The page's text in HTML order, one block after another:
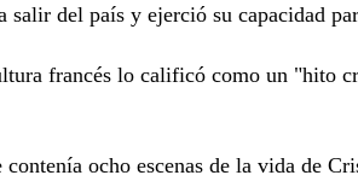
del país y ejerció su capacidad
francés lo calificó como un "hito
ocho escenas de la vida de